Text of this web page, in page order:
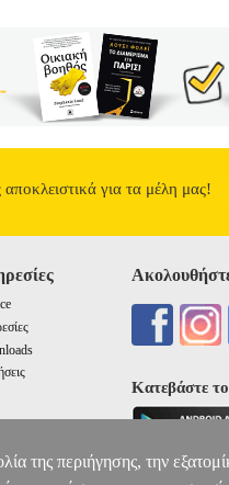
αποκλειστικά για τα μέλη μας!
Κατεβάστε
της περιήγησης, την